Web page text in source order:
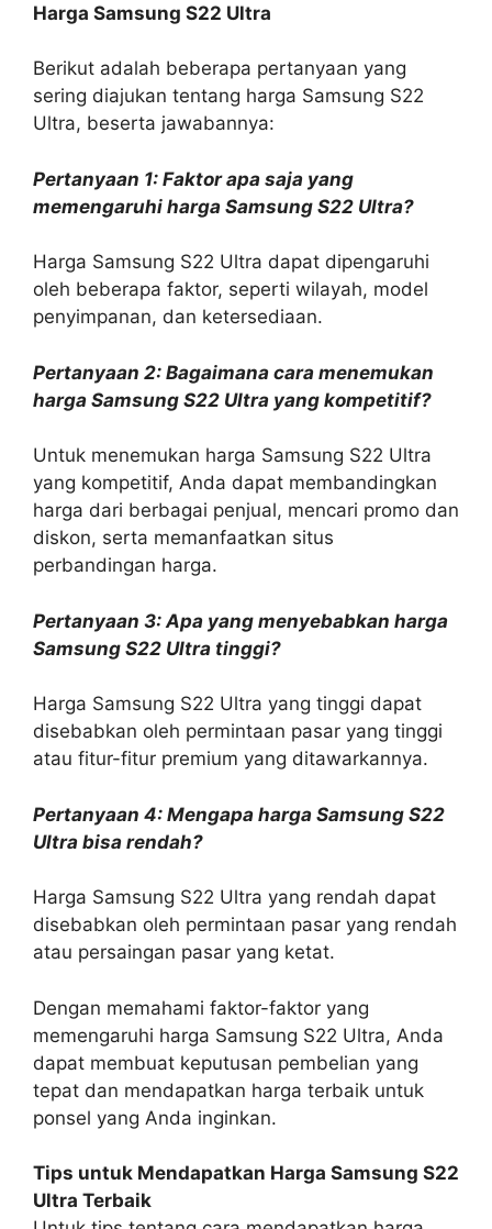
Harga Samsung S22 Ultra
Berikut adalah beberapa pertanyaan yang
sering diajukan tentang harga Samsung S22
Ultra, beserta jawabannya:
Pertanyaan 1: Faktor apa saja yang
memengaruhi harga Samsung S22 Ultra?
Harga Samsung S22 Ultra dapat dipengaruhi
oleh beberapa faktor, seperti wilayah, model
penyimpanan, dan ketersediaan.
Pertanyaan 2: Bagaimana cara menemukan
harga Samsung S22 Ultra yang kompetitif?
Untuk menemukan harga Samsung S22 Ultra
yang kompetitif, Anda dapat membandingkan
harga dari berbagai penjual, mencari promo dan
diskon, serta memanfaatkan situs
perbandingan harga.
Pertanyaan 3: Apa yang menyebabkan harga
Samsung S22 Ultra tinggi?
Harga Samsung S22 Ultra yang tinggi dapat
disebabkan oleh permintaan pasar yang tinggi
atau fitur-fitur premium yang ditawarkannya.
Pertanyaan 4: Mengapa harga Samsung S22
Ultra bisa rendah?
Harga Samsung S22 Ultra yang rendah dapat
disebabkan oleh permintaan pasar yang rendah
atau persaingan pasar yang ketat.
Dengan memahami faktor-faktor yang
memengaruhi harga Samsung S22 Ultra, Anda
dapat membuat keputusan pembelian yang
tepat dan mendapatkan harga terbaik untuk
ponsel yang Anda inginkan.
Tips untuk Mendapatkan Harga Samsung S22
Ultra Terbaik